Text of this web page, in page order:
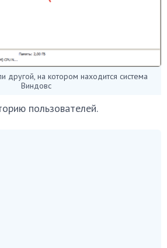
другой, на котором находится система
Виндовс
пользователей.